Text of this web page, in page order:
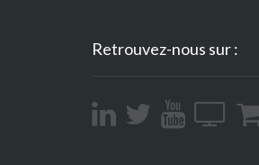
Retrouvez-nous sur :